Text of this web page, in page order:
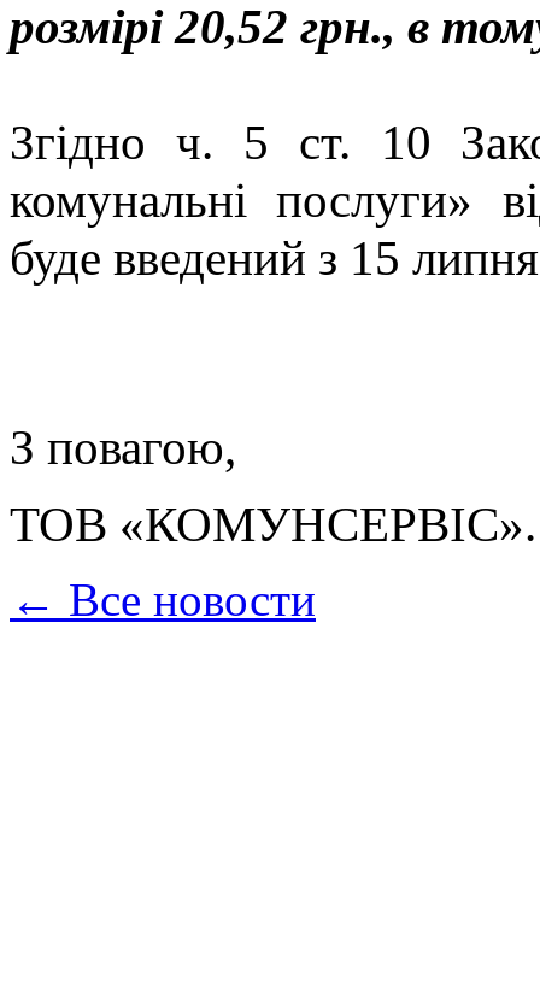
розмірі 20,52 грн., в
Згідно ч. 5 ст. 10
комунальні послуги»
буде введений з 15
З повагою,
ТОВ «КОМУНСЕРВІС».
← Все новости